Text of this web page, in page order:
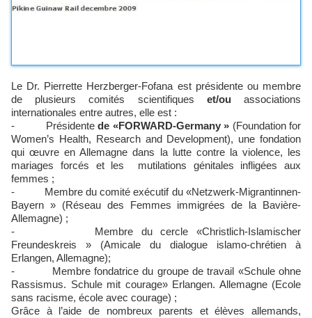
Le Dr. Pierrette Herzberger-Fofana est présidente ou membre
de plusieurs comités scientifiques et/ouassociations
internationales entre autres, elle est :
- Présidentede «FORWARD-Germany » (Foundation for
Women’s Health, Research and Development), une fondation
qui œuvre en Allemagne dans la lutte contre la violence, les
mariages forcés et les mutilations génitales infligées aux
femmes ;
- Membre du comité exécutif du «Netzwerk-Migrantinnen-
Bayern » (Réseau des Femmes immigrées de la Bavière-
Allemagne) ;
- Membre du cercle «Christlich-Islamischer
Freundeskreis » (Amicale du dialogue islamo-chrétien à
Erlangen, Allemagne);
- Membre fondatrice du groupe de travail «Schule ohne
Rassismus. Schule mit courage» Erlangen. Allemagne (Ecole
sans racisme, école avec courage) ;
Grâce à l’aide de nombreux parents et élèves allemands,